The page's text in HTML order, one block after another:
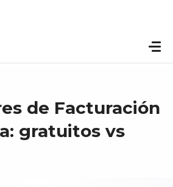
de Facturación
gratuitos vs